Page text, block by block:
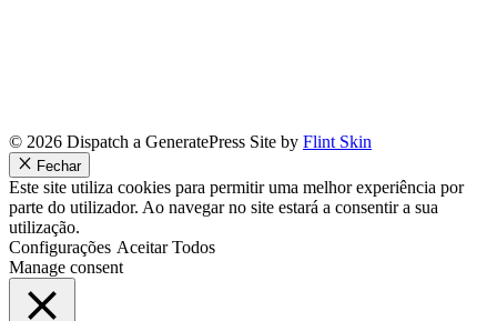
© 2026 Dispatch a GeneratePress Site by Flint Skin
Fechar
Este site utiliza cookies para permitir uma melhor experiência por
parte do utilizador. Ao navegar no site estará a consentir a sua
utilização.
Configurações Aceitar Todos
Manage consent